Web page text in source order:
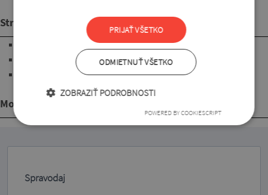
Strih
s dĺžkou pod úroveň bokov
Mohlo by sa Vám páčiť
Spravodaj
PRIJAŤ VŠETKO
ODMIETNUŤ VŠETKO
ZOBRAZIŤ PODROBNOSTI
POWERED BY COOKIESCRIPT